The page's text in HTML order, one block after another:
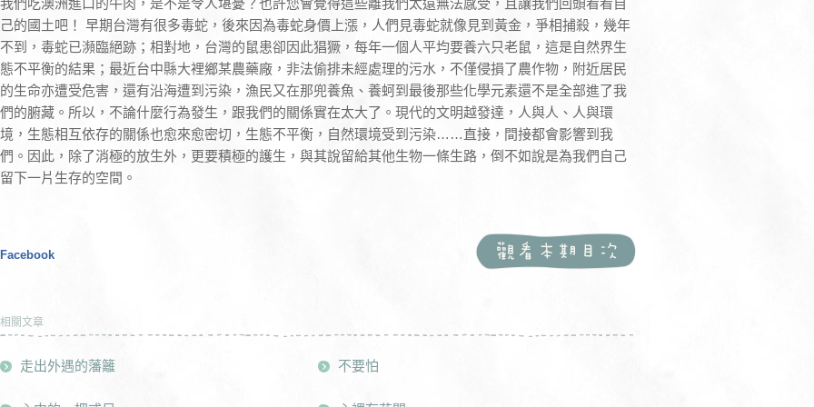
我們吃澳洲進口的牛肉，是不是令人堪憂？也許您會覺得這些離我們太遠無法感受，且讓我們回頭看看自
己的國土吧！ 早期台灣有很多毒蛇，後來因為毒蛇身價上漲，人們見毒蛇就像見到黃金，爭相捕殺，幾年
不到，毒蛇已瀕臨絕跡；相對地，台灣的鼠患卻因此猖獗，每年一個人平均要養六只老鼠，這是自然界生
態不平衡的結果；最近台中縣大裡鄉某農藥廠，非法偷排未經處理的污水，不僅侵損了農作物，附近居民
的生命亦遭受危害，還有沿海遭到污染，漁民又在那兜養魚、養蚵到最後那些化學元素還不是全部進了我
們的腑藏。所以，不論什麼行為發生，跟我們的關係實在太大了。現代的文明越發達，人與人、人與環
境，生態相互依存的關係也愈來愈密切，生態不平衡，自然環境受到污染……直接，間接都會影響到我
們。因此，除了消極的放生外，更要積極的護生，與其說留給其他生物一條生路，倒不如說是為我們自己
留下一片生存的空間。
Facebook
相關文章
走出外遇的藩籬 不要怕